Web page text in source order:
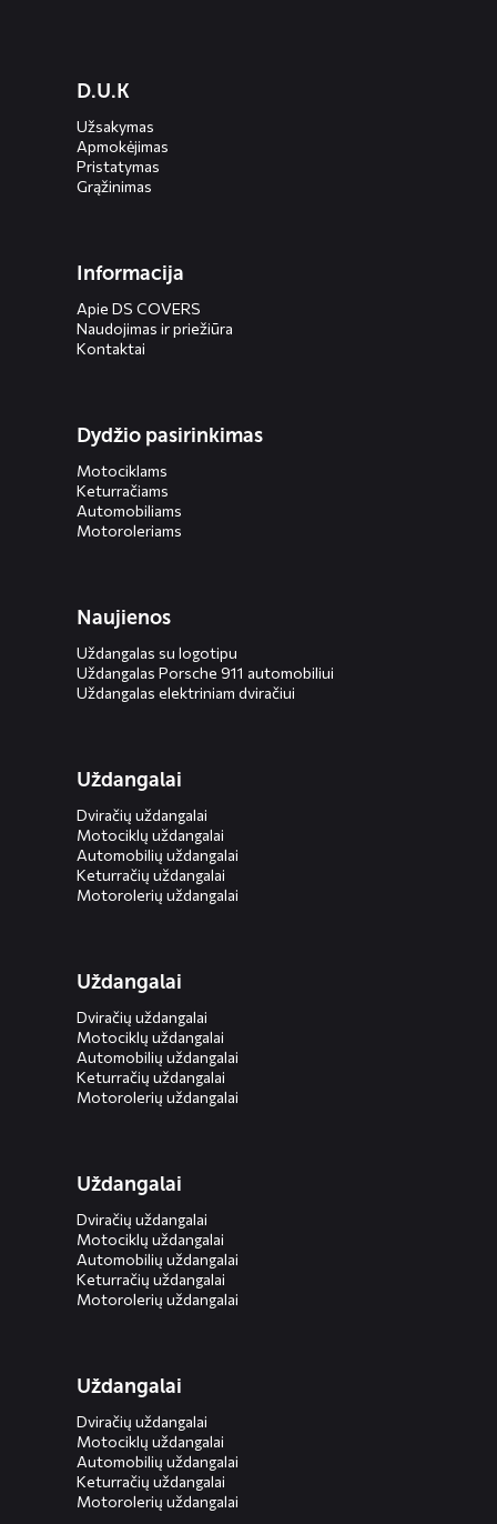
menusD.U.K
Užsakymas
Apmokėjimas
Pristatymas
Grąžinimas
Informacija
Apie DS COVERS
Naudojimas ir priežiūra
Kontaktai
Dydžio pasirinkimas
Motociklams
Keturračiams
Automobiliams
Motoroleriams
Naujienos
Uždangalas su logotipu
Uždangalas Porsche 911 automobiliui
Uždangalas elektriniam dviračiui
Uždangalai
Dviračių uždangalai
Motociklų uždangalai
Automobilių uždangalai
Keturračių uždangalai
Motorolerių uždangalai
Uždangalai
Dviračių uždangalai
Motociklų uždangalai
Automobilių uždangalai
Keturračių uždangalai
Motorolerių uždangalai
Uždangalai
Dviračių uždangalai
Motociklų uždangalai
Automobilių uždangalai
Keturračių uždangalai
Motorolerių uždangalai
Uždangalai
Dviračių uždangalai
Motociklų uždangalai
Automobilių uždangalai
Keturračių uždangalai
Motorolerių uždangalai